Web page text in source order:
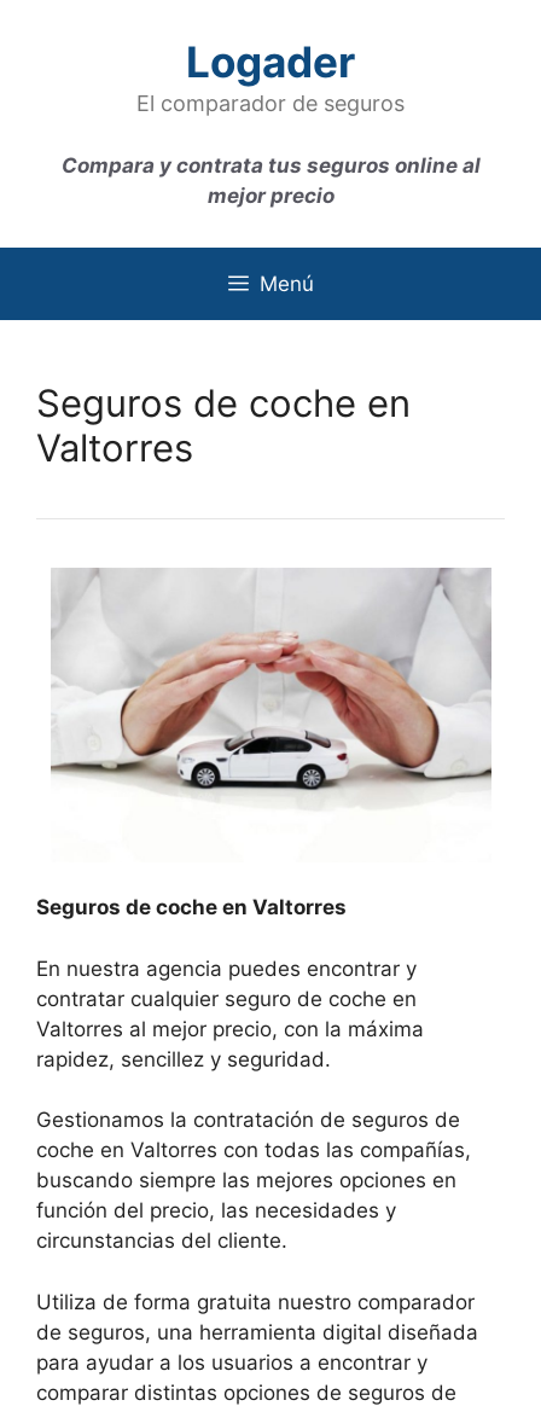
Logader
El comparador de seguros
Compara y contrata tus seguros online al
mejor precio
Menú
Seguros de coche en
Valtorres
Seguros de coche en Valtorres
En nuestra agencia puedes encontrar y
contratar cualquier seguro de coche en
Valtorres al mejor precio, con la máxima
rapidez, sencillez y seguridad.
Gestionamos la contratación de seguros de
coche en Valtorres con todas las compañías,
buscando siempre las mejores opciones en
función del precio, las necesidades y
circunstancias del cliente.
Utiliza de forma gratuita nuestro comparador
de seguros, una herramienta digital diseñada
para ayudar a los usuarios a encontrar y
comparar distintas opciones de seguros de